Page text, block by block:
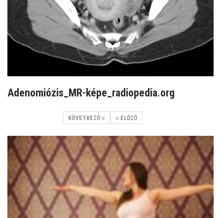
Adenomiózis_MR-képe_radiopedia.org
KÖVETKEZŐ ELŐZŐ